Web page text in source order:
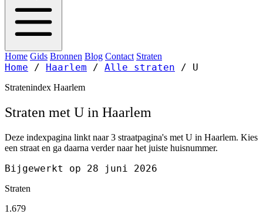
Home Gids Bronnen Blog Contact Straten
Home / Haarlem / Alle straten / U
Stratenindex Haarlem
Straten met U in Haarlem
Deze indexpagina linkt naar 3 straatpagina's met U in Haarlem. Kies
een straat en ga daarna verder naar het juiste huisnummer.
Bijgewerkt op 28 juni 2026
Straten
1.679